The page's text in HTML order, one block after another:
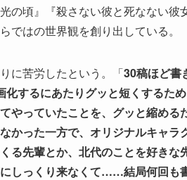
の頃』『殺さない彼と死なない
ではの世界観を創り出している。
に苦労したという。「30稿ほど書
化するにあたりグッと短くするた
やっていたことを、グッと縮め
かった一方で、オリジナルキャ
る先輩とか、北代のことを好き
しっくり来なくて……結局何回も